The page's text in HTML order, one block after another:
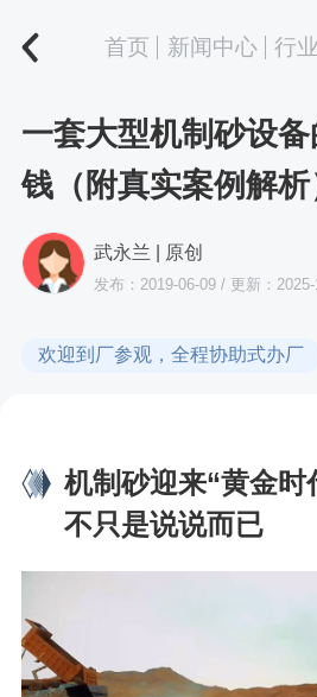
首页 新闻中心 行
一套大型机制砂设
钱（附真实案例解析
武永兰 | 原创
发布：2019-06-09 / 更新：2025-
欢迎到厂参观，全程协助式办厂
机制砂迎来“黄金时
不只是说说而已